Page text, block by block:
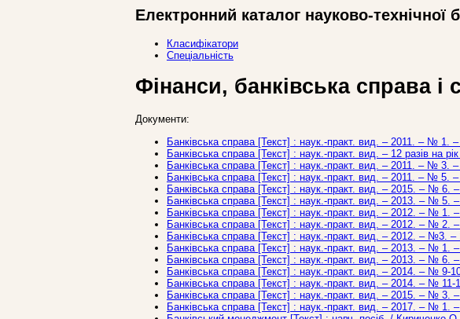
Електронний каталог науково-технічної
Класифікатори
Спеціальність
Фінанси, банківська справа і
Документи:
Банківська справа [Текст] : наук.-практ. вид. – 2011. – № 1. –
Банківська справа [Текст] : наук.-практ. вид. – 12 разів на рік
Банківська справа [Текст] : наук.-практ. вид. – 2011. – № 3. –
Банківська справа [Текст] : наук.-практ. вид. – 2011. – № 5. –
Банківська справа [Текст] : наук.-практ. вид. – 2015. – № 6. –
Банківська справа [Текст] : наук.-практ. вид. – 2013. – № 5. –
Банківська справа [Текст] : наук.-практ. вид. – 2012. – № 1. –
Банківська справа [Текст] : наук.-практ. вид. – 2012. – № 2. –
Банківська справа [Текст] : наук.-практ. вид. – 2012. – №3. –
Банківська справа [Текст] : наук.-практ. вид. – 2013. – № 1. –
Банківська справа [Текст] : наук.-практ. вид. – 2013. – № 6. –
Банківська справа [Текст] : наук.-практ. вид. – 2014. – № 9-
Банківська справа [Текст] : наук.-практ. вид. – 2014. – № 11-
Банківська справа [Текст] : наук.-практ. вид. – 2015. – № 3. –
Банківська справа [Текст] : наук.-практ. вид. – 2017. – № 1. –